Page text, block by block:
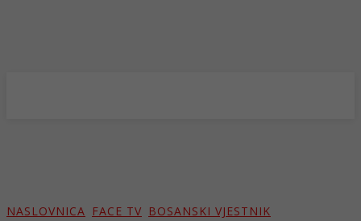
NASLOVNICA FACE TV BOSANSKI VJESTNIK